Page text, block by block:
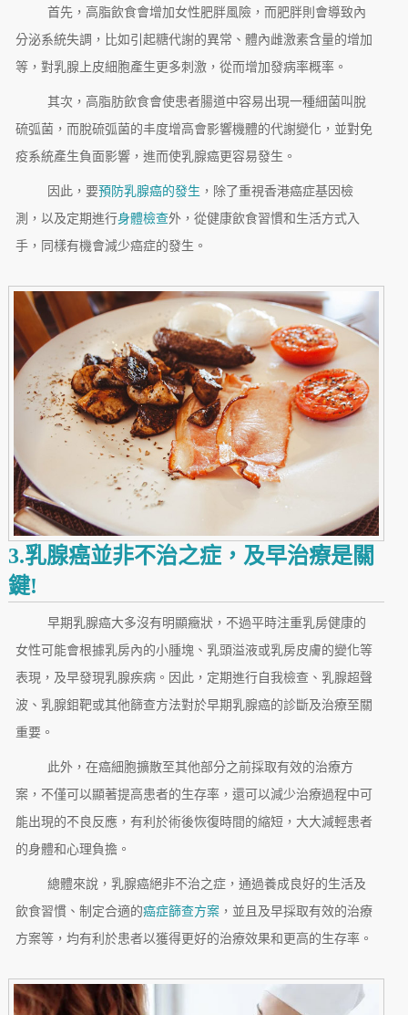
首先，高脂飲食會增加女性肥胖風險，而肥胖則會導致內
分泌系統失調，比如引起糖代謝的異常、體內雌激素含量的增加
等，對乳腺上皮細胞產生更多刺激，從而增加發病率概率。
其次，高脂肪飲食會使患者腸道中容易出現一種細菌叫脫
硫弧菌，而脫硫弧菌的丰度增高會影響機體的代謝變化，並對免
疫系統產生負面影響，進而使乳腺癌更容易發生。
因此，要預防乳腺癌的發生 ，除了重視香港癌症基因檢
測，以及定期進行身體檢查外，從健康飲食習慣和生活方式入
手，同樣有機會減少癌症的發生。
3.乳腺癌並非不治之症，及早治療是關
鍵!
早期乳腺癌大多沒有明顯癥狀，不過平時注重乳房健康的
女性可能會根據乳房內的小腫塊、乳頭溢液或乳房皮膚的變化等
表現，及早發現乳腺疾病。因此，定期進行自我檢查、乳腺超聲
波、乳腺鉬靶或其他篩查方法對於早期乳腺癌的診斷及治療至關
重要。
此外，在癌細胞擴散至其他部分之前採取有效的治療方
案，不僅可以顯著提高患者的生存率，還可以減少治療過程中可
能出現的不良反應，有利於術後恢復時間的縮短，大大減輕患者
的身體和心理負擔。
總體來說，乳腺癌絕非不治之症，通過養成良好的生活及
飲食習慣、制定合適的癌症篩查方案，並且及早採取有效的治療
方案等，均有利於患者以獲得更好的治療效果和更高的生存率。